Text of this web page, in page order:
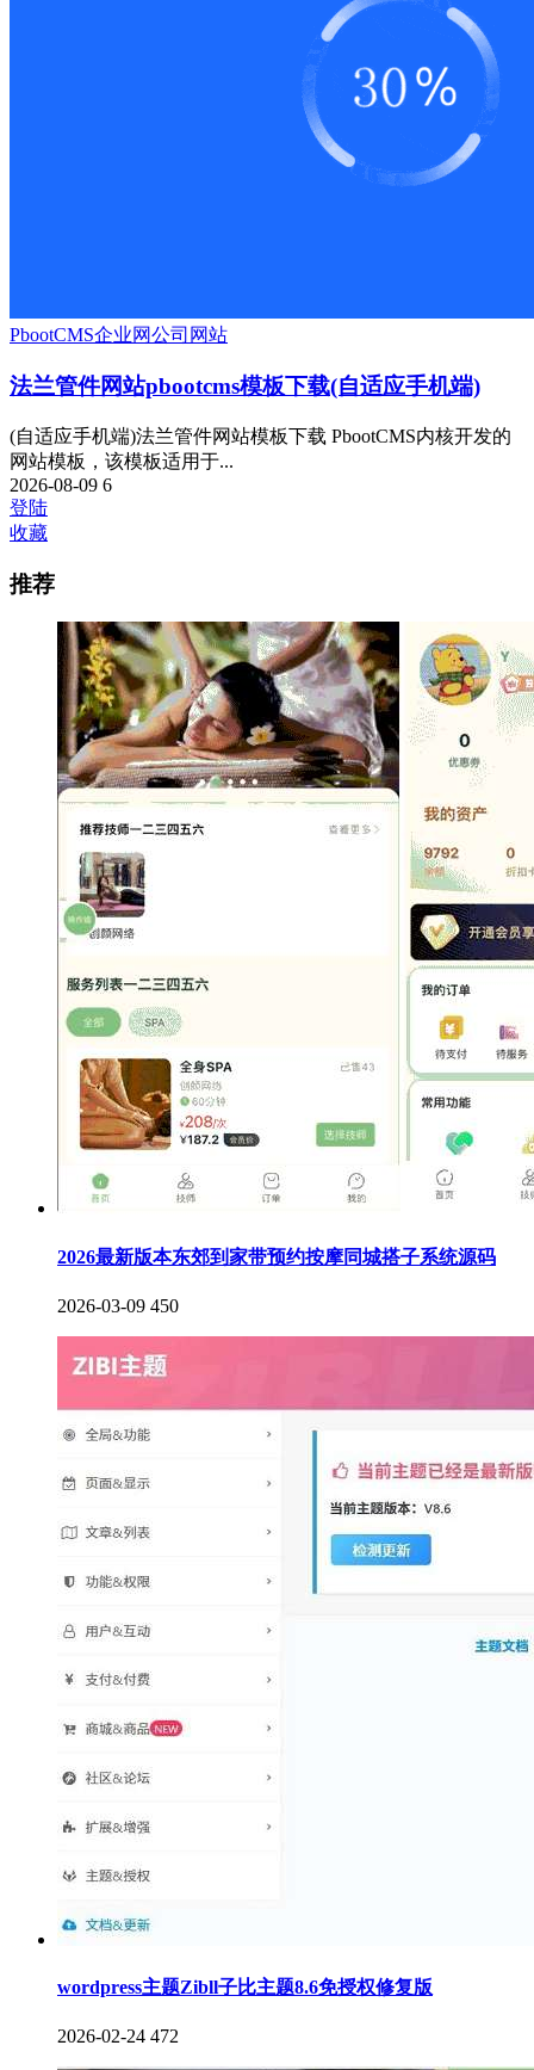
PbootCMS企业网公司网站
法兰管件网站pbootcms模板下载(自适应手机端)
(自适应手机端)法兰管件网站模板下载 PbootCMS内核开发的
网站模板，该模板适用于...
2026-08-09 6
登陆
收藏
推荐
2026最新版本东郊到家带预约按摩同城搭子系统源码
2026-03-09 450
wordpress主题Zibll子比主题8.6免授权修复版
2026-02-24 472